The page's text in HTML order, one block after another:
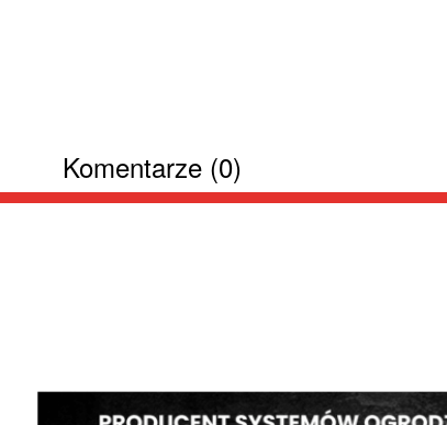
Komentarze (0)